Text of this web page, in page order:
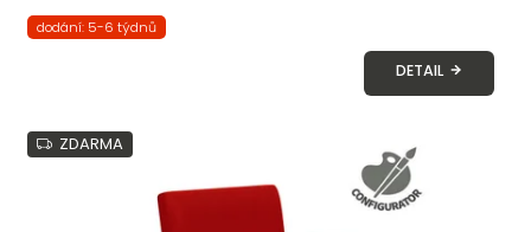
dodání: 5-6 týdnů
DETAIL
ZDARMA